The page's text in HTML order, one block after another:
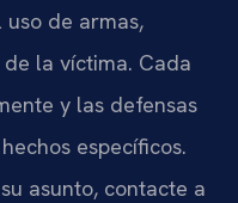
uso de armas,
la víctima. Cada
y las defensas
específicos.
asunto, contacte a